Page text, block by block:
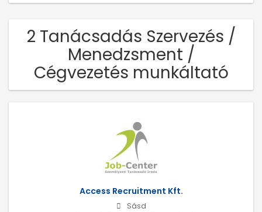
2 Tanácsadás Szervezés /
Menedzsment /
Cégvezetés munkáltató
Access Recruitment Kft.
Sásd